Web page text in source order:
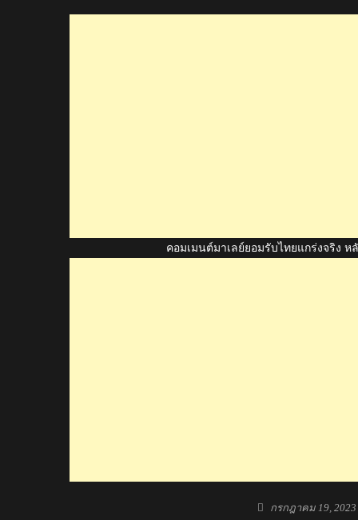
คอมเมนต์มาเลย์ยอมรับไทยแกร่งจริง
Posted
กรกฎาคม 19, 2023